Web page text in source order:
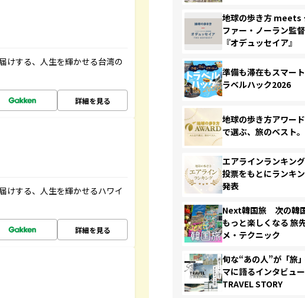
けする、人生を輝かせる台湾の
詳細を見る
けする、人生を輝かせるハワイ
詳細を見る
地球の歩き方 meets
ファー・ノーラン監
『オデュッセイア』
準備も滞在もスマー
ラベルハック2026
地球の歩き方アワー
で選ぶ、旅のベスト。
エアラインランキン
投票をもとにランキ
発表
Next韓国旅 次の韓
もっと楽しくなる 旅
メ・テクニック
旬な“あの人”が「旅
マに語るインタビュ
TRAVEL STORY